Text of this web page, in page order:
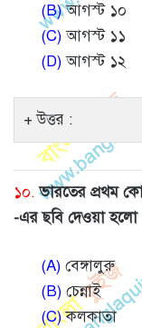
(B)আগস্ট ১০
(C)আগস্ট ১১
(D)আগস্ট ১২
উত্তর :
১০. ভারতের প্রথম
-এর ছবি দেওয়া হলো
(A) বেঙ্গালুরু
(B) চেন্নাই
(C)কলকাতা